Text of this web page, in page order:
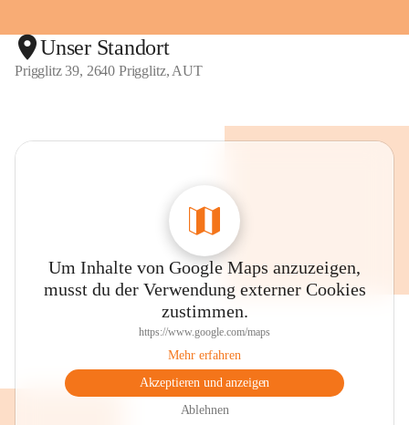
Unser Standort
Prigglitz 39, 2640 Prigglitz, AUT
Um Inhalte von Google Maps anzuzeigen,
musst du der Verwendung externer Cookies
zustimmen.
https://www.google.com/maps
Mehr erfahren
Akzeptieren und anzeigen
Ablehnen